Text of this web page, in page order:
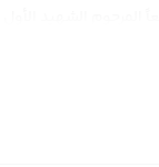
عن غيره لكن الإجارة
إلى أي معنى ويشير